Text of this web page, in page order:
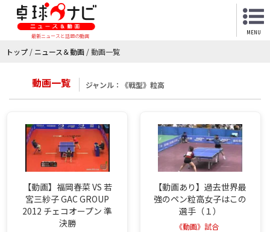
最新ニュースと話題の動画
MENU
トップ / ニュース＆動画 /動画一覧
動画一覧 ジャンル：《戦型》粒高
【動画】福岡春菜 VS 若
宮三紗子 GAC GROUP
2012 チェコオープン 準
決勝
【動画あり】過去世界最
強のペン粒高女子はこの
選手（１）
《動画》試合